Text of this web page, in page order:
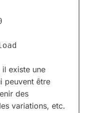
existe une
peuvent être
des
variations, etc.